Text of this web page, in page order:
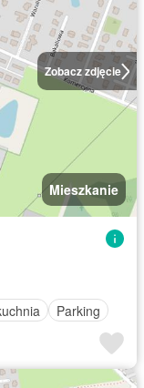
Zobacz zdjęcie
Mieszkanie
Parking